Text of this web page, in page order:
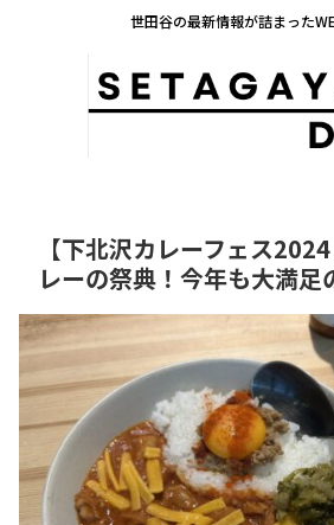
世田谷の最新情報が詰まった
【下北沢カレーフェス
レーの祭典！今年も大満足